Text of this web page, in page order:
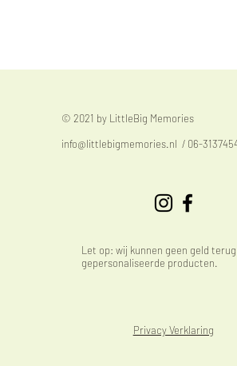
© 2021 by LittleBig Memories
info@littlebigmemories.nl / 06-
Let op: wij kunnen geen geld
gepersonaliseerde producten.
Privacy Verklaring